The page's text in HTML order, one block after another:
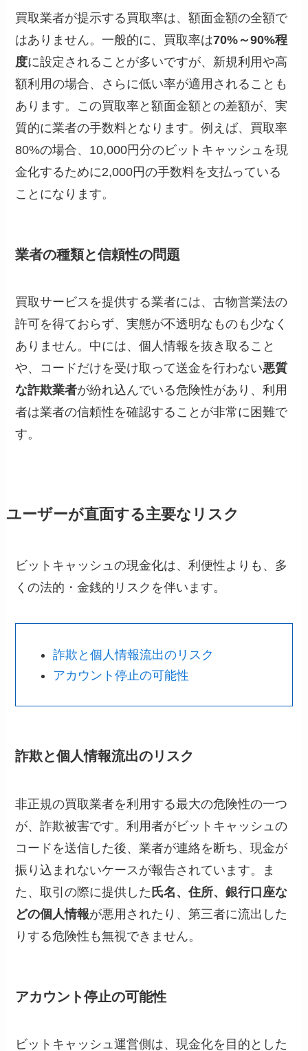
買取業者が提示する買取率は、額面金額の全額で
はありません。一般的に、買取率は70%～90%程
度に設定されることが多いですが、新規利用や高
額利用の場合、さらに低い率が適用されることも
あります。この買取率と額面金額との差額が、実
質的に業者の手数料となります。例えば、買取率
80%の場合、10,000円分のビットキャッシュを現
金化するために2,000円の手数料を支払っている
ことになります。
業者の種類と信頼性の問題
買取サービスを提供する業者には、古物営業法の
許可を得ておらず、実態が不透明なものも少なく
ありません。中には、個人情報を抜き取ること
や、コードだけを受け取って送金を行わない悪質
な詐欺業者が紛れ込んでいる危険性があり、利用
者は業者の信頼性を確認することが非常に困難で
す。
ユーザーが直面する主要なリスク
ビットキャッシュの現金化は、利便性よりも、多
くの法的・金銭的リスクを伴います。
詐欺と個人情報流出のリスク
アカウント停止の可能性
詐欺と個人情報流出のリスク
非正規の買取業者を利用する最大の危険性の一つ
が、詐欺被害です。利用者がビットキャッシュの
コードを送信した後、業者が連絡を断ち、現金が
振り込まれないケースが報告されています。ま
た、取引の際に提供した 氏名、住所、銀行口座な
どの個人情報が悪用されたり、第三者に流出した
りする危険性も無視できません。
アカウント停止の可能性
ビットキャッシュ運営側は、現金化を目的とした